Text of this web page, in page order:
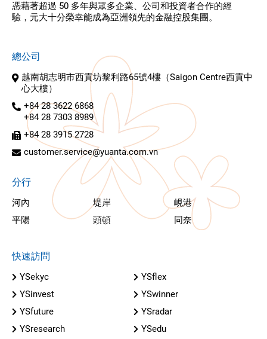
憑藉著超過 50 多年與眾多企業、公司和投資者合作的經
驗，元大十分榮幸能成為亞洲領先的金融控股集團。
總公司
越南胡志明市西貢坊黎利路65號4樓（Saigon Centre西貢中
心大樓）
+84 28 3622 6868
+84 28 7303 8989
+84 28 3915 2728
customer.service@yuanta.com.vn
分行
河內 堤岸
峴港
平陽
頭頓 同奈
快速訪問
YSekyc
YSflex
YSinvest
YSwinner
YSfuture
YSradar
YSresearch
YSedu